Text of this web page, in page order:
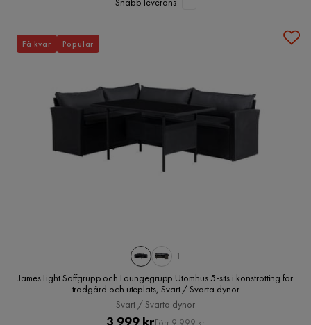
+1
James Light Soffgrupp och Loungegrupp Utomhus 5-sits i konstrotting för
trädgård och uteplats, Svart / Svarta dynor
Svart / Svarta dynor
Pris
3 999 krOriginal
Förr 9 999 kr
Få kvar Populär